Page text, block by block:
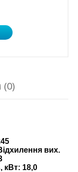
вих.
кВт: 18,0